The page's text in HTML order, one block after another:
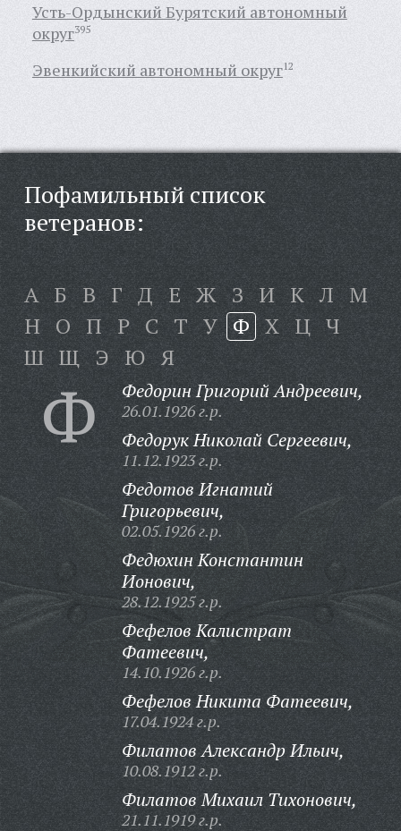
Усть-Ордынский Бурятский автономный
округ395
Эвенкийский автономный округ12
Пофамильный список
ветеранов:
А Б В Г Д Е Ж З И К Л М
Н О П Р С Т У Ф Х Ц Ч
Ш Щ Э Ю Я
Ф Федорин Григорий Андреевич,
26.01.1926 г.р.
Федорук Николай Сергеевич,
11.12.1923 г.р.
Федотов Игнатий
Григорьевич,
02.05.1926 г.р.
Федюхин Константин
Ионович,
28.12.1925 г.р.
Фефелов Калистрат
Фатеевич,
14.10.1926 г.р.
Фефелов Никита Фатеевич,
17.04.1924 г.р.
Филатов Александр Ильич,
10.08.1912 г.р.
Филатов Михаил Тихонович,
21.11.1919 г.р.